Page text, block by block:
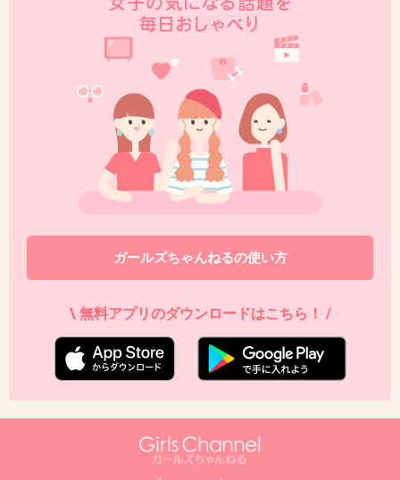
キレイで可愛いです！…タキクリより若いし、
裏表なさそうなので頑張ってください！
2014/01/09(木) 20:23:31
なんだなんだこの爽やかカップル。
+90
お似合いなんだけど、この二人がキスしたり
○○○したりしてる所が全く想像できないw
下世話でごめんなさいw
+61
ガールズちゃんねるの使い方
\ 無料アプリのダウンロードはこちら！ /